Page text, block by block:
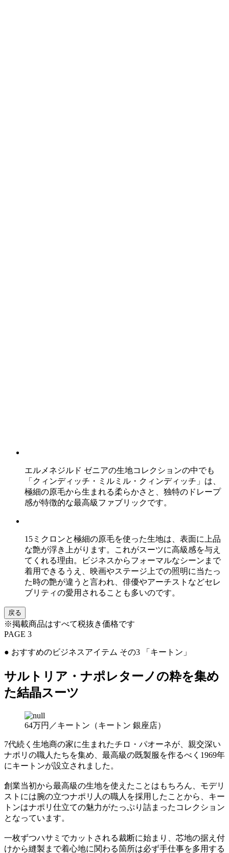
エルメネジルド ゼニアの生地コレクションの中でも
「クィンディッチ・ミルミル・クィンディッチ」は、
極細の原毛から生まれる柔らかさと、独特のドレープ
感が特徴的な最高級ファブリックです。
15ミクロンと極細の原毛を使った生地は、表面に上品
な艶が浮き上がります。これがスーツに高級感を与え
てくれる理由。ビジネスからフォーマルなシーンまで
着用できるうえ、映画やステージ上での照明に当たっ
た時の艶が違うと言われ、俳優やアーチストなどセレ
ブリティの愛用されることも多いのです。
戻る
※掲載商品はすべて税抜き価格です
PAGE 3
● おすすめのビジネスアイテム その3 「キートン」
サルトリア・ナポレターノの粋を集め
た結晶スーツ
64万円／キートン（キートン 銀座店）
7代続く生地商の家に生まれたチロ・パオーネが、親交深い
ナポリの職人たちを集め、最高級の既製服を作るべく1969年
にキートンが設立されました。
創業当初から最高級の生地を使えたことはもちろん、モデリ
ストには腕の立つナポリ人の職人を採用したことから、キー
トンはナポリ仕立ての魅力がたっぷり詰まったコレクション
となっています。
一枚ずつハサミでカットされる裁断に始まり、芯地の据え付
けから縫製まで着心地に関わる箇所は必ず手仕事を多用する